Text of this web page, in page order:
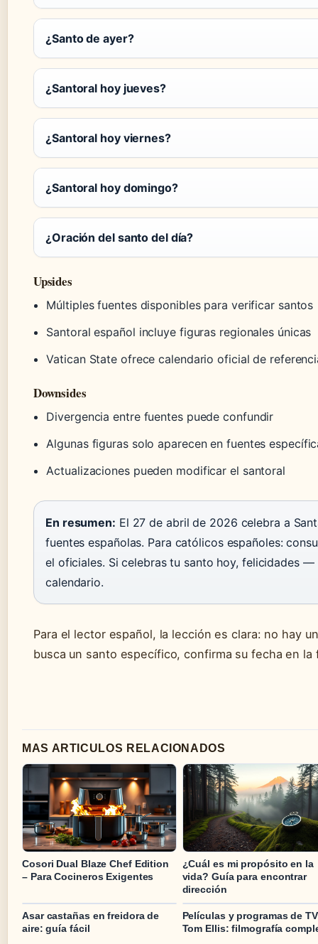
¿Santo de ayer?
¿Santoral hoy jueves?
¿Santoral hoy viernes?
¿Santoral hoy domingo?
¿Oración del santo del día?
Upsides
Múltiples fuentes disponibles para verificar santos
Santoral español incluye figuras regionales únicas
Vatican State ofrece calendario oficial de
Downsides
Divergencia entre fuentes puede confundir
Algunas figuras solo aparecen en fuentes
Actualizaciones pueden modificar el santoral
En resumen: El 27 de abril de 2026 celebra a
fuentes españolas. Para católicos españoles:
el oficiales. Si celebras tu santo hoy, felicidades
calendario.
Para el lector español, la lección es clara: no hay
busca un santo específico, confirma su fecha en la
MAS ARTICULOS RELACIONADOS
Cosori Dual Blaze Chef Edition
– Para Cocineros Exigentes
¿Cuál es mi propósito en la
vida? Guía para encontrar
dirección
Asar castañas en freidora de
aire: guía fácil
Películas y programas de
Tom Ellis: filmografía